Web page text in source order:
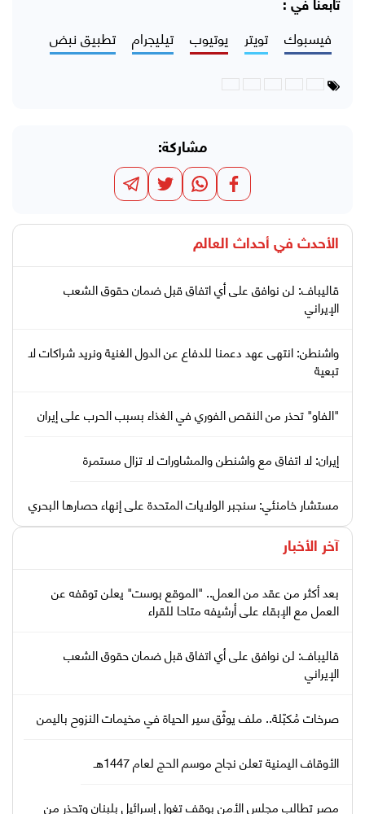
تابعنا في :
فيسبوك تويتر يوتيوب تيليجرام تطبيق نبض
مشاركة:
الأحدث في أحداث العالم
قاليباف: لن نوافق على أي اتفاق قبل ضمان حقوق الشعب
الإيراني
واشنطن: انتهى عهد دعمنا للدفاع عن الدول الغنية ونريد شراكات لا
تبعية
"الفاو" تحذر من النقص الفوري في الغذاء بسبب الحرب على إيران
إيران: لا اتفاق مع واشنطن والمشاورات لا تزال مستمرة
مستشار خامنئي: سنجبر الولايات المتحدة على إنهاء حصارها البحري
آخر الأخبار
بعد أكثر من عقد من العمل.. "الموقع بوست" يعلن توقفه عن
العمل مع الإبقاء على أرشيفه متاحا للقراء
قاليباف: لن نوافق على أي اتفاق قبل ضمان حقوق الشعب
الإيراني
صرخات مُكبّلة.. ملف يوثّق سير الحياة في مخيمات النزوح باليمن
الأوقاف اليمنية تعلن نجاح موسم الحج لعام 1447هـ
مصر تطالب مجلس الأمن بوقف تغول إسرائيل بلبنان وتحذر من